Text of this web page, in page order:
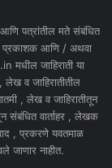
पत्रांतील मते संबंधित
प्रकाशक आणि / अथवा
मधील जाहिराती या
लेख व जाहिरातीतील
, लेख व जाहिरातीतून
संबंधित वार्ताहर , लेखक
, प्रकरणे यवतमाळ
जाणार नाहीत.